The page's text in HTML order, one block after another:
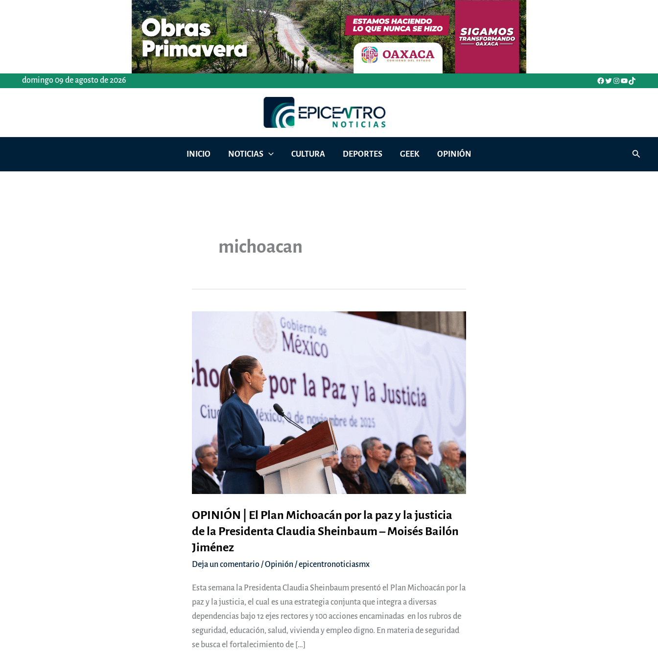
domingo 09 de agosto de 2026 Facebook
Twitter
Instagram
YouTube
TikTok
INICIO NOTICIAS CULTURA DEPORTES GEEK OPINIÓN Buscar
michoacan
OPINIÓN | El Plan Michoacán por la paz y la justicia
de la Presidenta Claudia Sheinbaum – Moisés Bailón
Jiménez
Deja un comentario/Opinión/epicentronoticiasmx
Esta semana la Presidenta Claudia Sheinbaum presentó el Plan Michoacán por la
paz y la justicia, el cual es una estrategia conjunta que integra a diversas
dependencias bajo 12 ejes rectores y 100 acciones encaminadas en los rubros de
seguridad, educación, salud, vivienda y empleo digno. En materia de seguridad
se busca el fortalecimiento de […]